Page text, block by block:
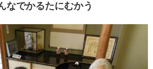
なでかるたにむかう